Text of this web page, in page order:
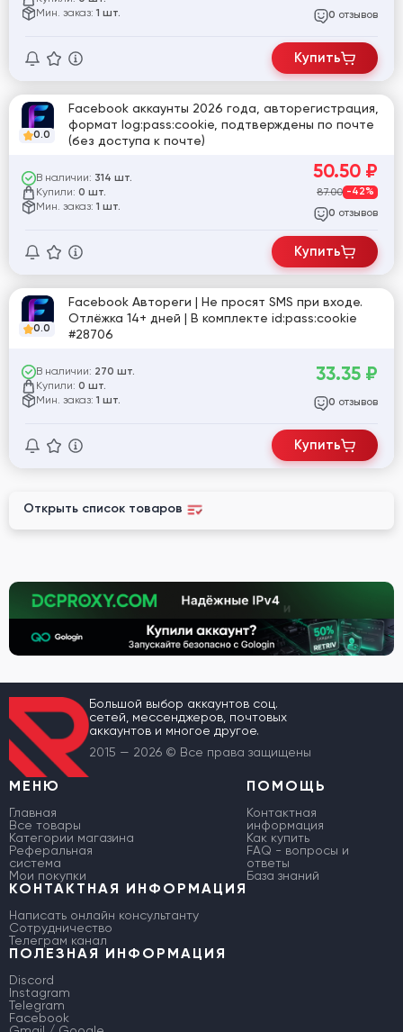
Мин. заказ: 1 шт. 0 отзывов
Купить
0.0
Facebook аккаунты 2026 года, авторегистрация,
формат log:pass:cookie, подтверждены по почте
(без доступа к почте)
В наличии: 314 шт.
Купили: 0 шт.
Мин. заказ: 1 шт.
50.50 ₽
87.00 -42%
0 отзывов
Купить
0.0
Facebook Автореги | Не просят SMS при входе.
Отлёжка 14+ дней | В комплекте id:pass:cookie
#28706
В наличии: 270 шт.
Купили: 0 шт.
Мин. заказ: 1 шт.
33.35 ₽
0 отзывов
Купить
Открыть список товаров
Большой выбор аккаунтов соц.
сетей, мессенджеров, почтовых
аккаунтов и многое другое.
2015 — 2026 © Все права защищены
МЕНЮ
Главная
Все товары
Категории магазина
Реферальная
система
Мои покупки
ПОМОЩЬ
Контактная
информация
Как купить
FAQ - вопросы и
ответы
База знаний
КОНТАКТНАЯ ИНФОРМАЦИЯ
Написать онлайн консультанту
Сотрудничество
Телеграм канал
ПОЛЕЗНАЯ ИНФОРМАЦИЯ
Discord
Instagram
Telegram
Facebook